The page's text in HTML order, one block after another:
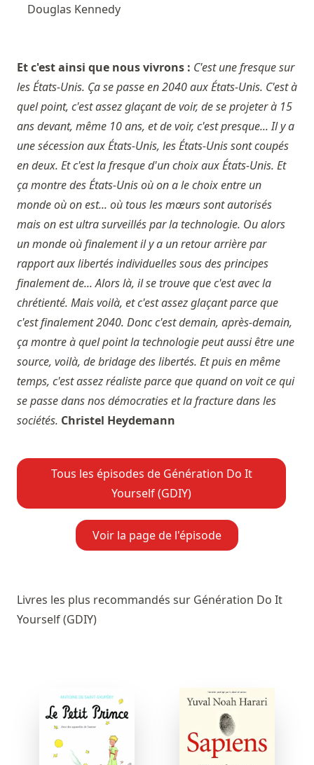
Douglas Kennedy
Et c'est ainsi que nous vivrons : C'est une fresque sur
les États-Unis. Ça se passe en 2040 aux États-Unis. C'est à
quel point, c'est assez glaçant de voir, de se projeter à 15
ans devant, même 10 ans, et de voir, c'est presque... Il y a
une sécession aux États-Unis, les États-Unis sont coupés
en deux. Et c'est la fresque d'un choix aux États-Unis. Et
ça montre des États-Unis où on a le choix entre un
monde où on est... où tous les mœurs sont autorisés
mais on est ultra surveillés par la technologie. Ou alors
un monde où finalement il y a un retour arrière par
rapport aux libertés individuelles sous des principes
finalement de... Alors là, il se trouve que c'est avec la
chrétienté. Mais voilà, et c'est assez glaçant parce que
c'est finalement 2040. Donc c'est demain, après-demain,
ça montre à quel point la technologie peut aussi être une
source, voilà, de bridage des libertés. Et puis en même
temps, c'est assez réaliste parce que quand on voit ce qui
se passe dans nos démocraties et la fracture dans les
sociétés. Christel Heydemann
Tous les épisodes de Génération Do It
Yourself (GDIY)
Voir la page de l'épisode
Livres les plus recommandés sur Génération Do It
Yourself (GDIY)